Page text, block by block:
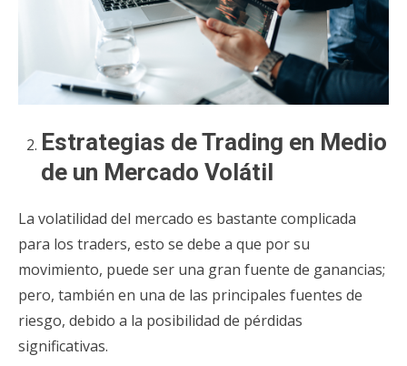
Estrategias de Trading en Medio
de un Mercado Volátil
La volatilidad del mercado es bastante complicada
para los traders, esto se debe a que por su
movimiento, puede ser una gran fuente de ganancias;
pero, también en una de las principales fuentes de
riesgo, debido a la posibilidad de pérdidas
significativas.